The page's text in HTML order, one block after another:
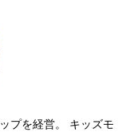
プを経営。 キッズモ